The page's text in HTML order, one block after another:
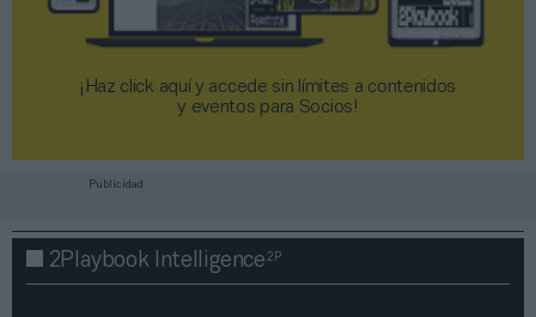
¡Haz click aquí y accede sin límites a contenidos
y eventos para Socios!​​​​​​​
Publicidad
2Playbook Intelligence2P